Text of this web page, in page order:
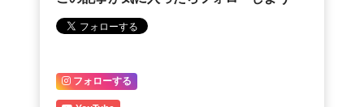
フォローする